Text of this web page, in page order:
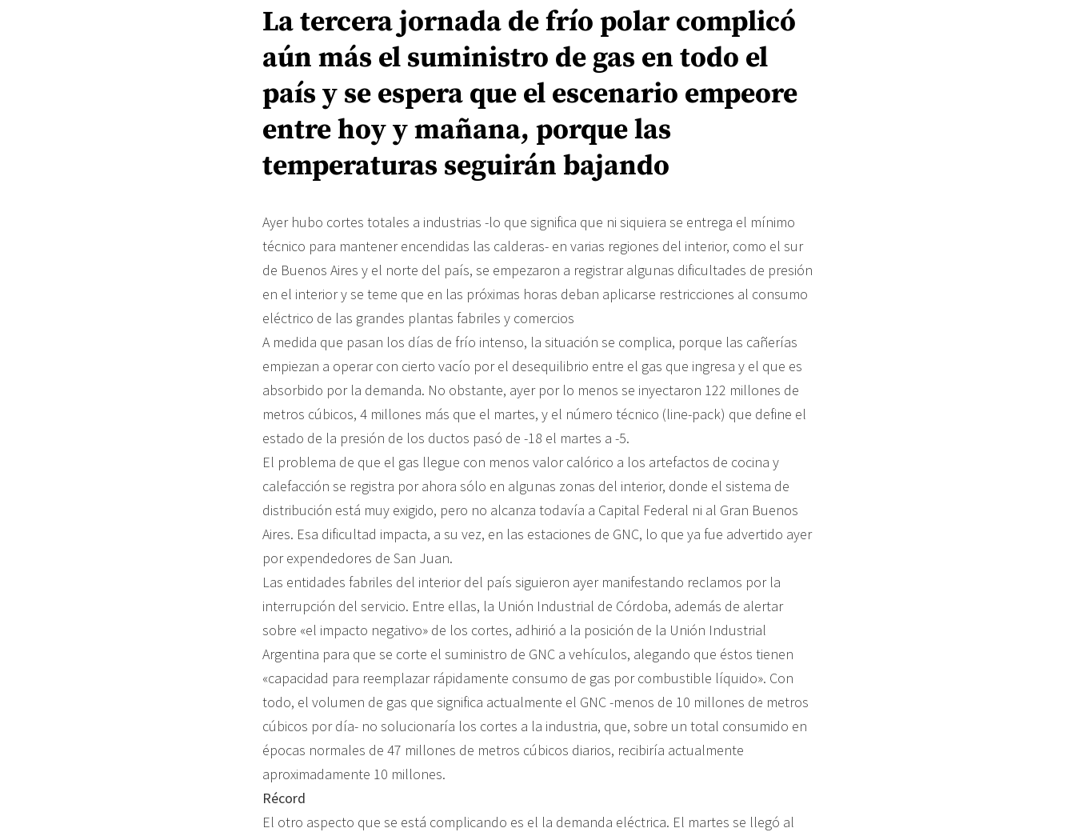
La tercera jornada de frío polar complicó
aún más el suministro de gas en todo el
país y se espera que el escenario empeore
entre hoy y mañana, porque las
temperaturas seguirán bajando
Ayer hubo cortes totales a industrias -lo que significa que ni siquiera se entrega el mínimo
técnico para mantener encendidas las calderas- en varias regiones del interior, como el sur
de Buenos Aires y el norte del país, se empezaron a registrar algunas dificultades de presión
en el interior y se teme que en las próximas horas deban aplicarse restricciones al consumo
eléctrico de las grandes plantas fabriles y comercios
A medida que pasan los días de frío intenso, la situación se complica, porque las cañerías
empiezan a operar con cierto vacío por el desequilibrio entre el gas que ingresa y el que es
absorbido por la demanda. No obstante, ayer por lo menos se inyectaron 122 millones de
metros cúbicos, 4 millones más que el martes, y el número técnico (line-pack) que define el
estado de la presión de los ductos pasó de -18 el martes a -5.
El problema de que el gas llegue con menos valor calórico a los artefactos de cocina y
calefacción se registra por ahora sólo en algunas zonas del interior, donde el sistema de
distribución está muy exigido, pero no alcanza todavía a Capital Federal ni al Gran Buenos
Aires. Esa dificultad impacta, a su vez, en las estaciones de GNC, lo que ya fue advertido ayer
por expendedores de San Juan.
Las entidades fabriles del interior del país siguieron ayer manifestando reclamos por la
interrupción del servicio. Entre ellas, la Unión Industrial de Córdoba, además de alertar
sobre «el impacto negativo» de los cortes, adhirió a la posición de la Unión Industrial
Argentina para que se corte el suministro de GNC a vehículos, alegando que éstos tienen
«capacidad para reemplazar rápidamente consumo de gas por combustible líquido». Con
todo, el volumen de gas que significa actualmente el GNC -menos de 10 millones de metros
cúbicos por día- no solucionaría los cortes a la industria, que, sobre un total consumido en
épocas normales de 47 millones de metros cúbicos diarios, recibiría actualmente
aproximadamente 10 millones.
Récord
El otro aspecto que se está complicando es el la demanda eléctrica. El martes se llegó al